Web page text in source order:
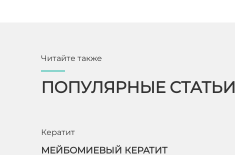
Читайте также
ПОПУЛЯРНЫЕ СТАТЬИ
Кератит
МЕЙБОМИЕВЫЙ КЕРАТИТ